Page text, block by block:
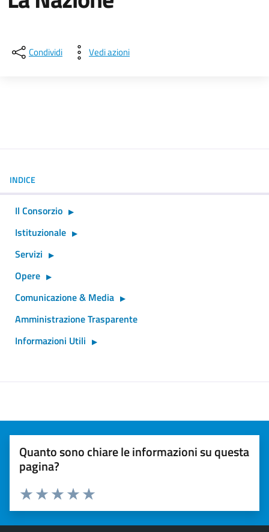
Condividi Vedi azioni
INDICE
Il Consorzio
Istituzionale
Servizi
Opere
Comunicazione & Media
Amministrazione Trasparente
Informazioni Utili
Quanto sono chiare le informazioni su questa
pagina?
Valuta 5 stelle su 5
Valuta 4 stelle su 5
Valuta 3 stelle su 5
Valuta 2 stelle su 5
Valuta 1 stelle su 5